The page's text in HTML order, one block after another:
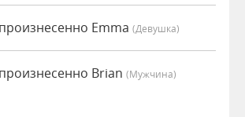
Emma (девушка)
Brian (мужчина)